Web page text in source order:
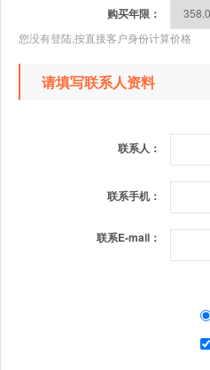
购买年限：
您没有登陆,按直接客户身份计算价格
请填写联系人资料
联系人：
联系手机：
联系E-mail：